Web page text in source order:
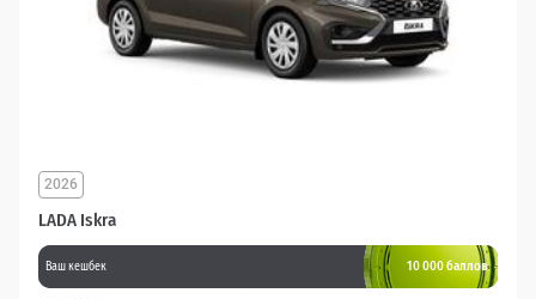
LADA Iskra
2026
Ваш кешбек 10 000 баллов